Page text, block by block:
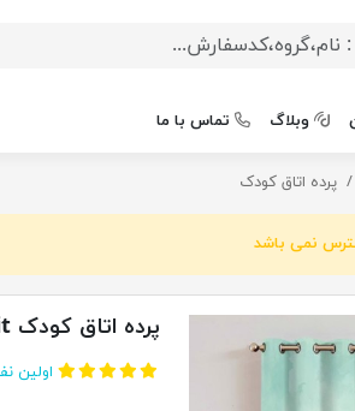
وبلاگ تماس با ما
پرده اتاق کودک
نمی باشد
پرده اتاق کودک Habbit
اولین